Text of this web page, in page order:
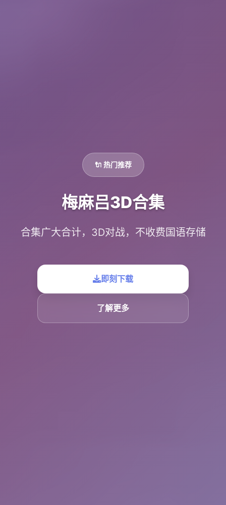
🔌 热门推荐
梅麻吕3D合集
合集广大合计，3D对战，不收费国语存储
即刻下载
了解更多